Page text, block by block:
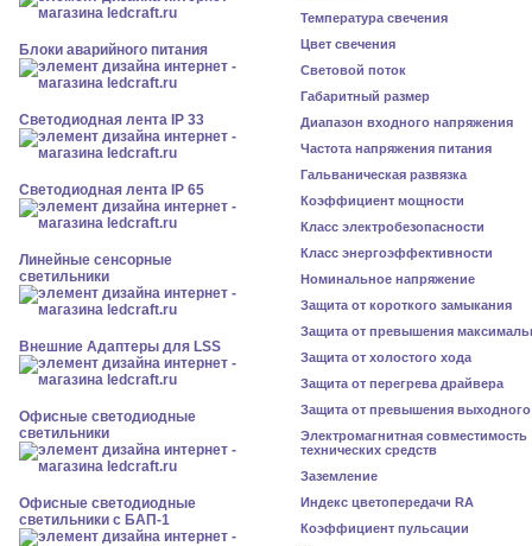
Блоки аварийного питания
Светодиодная лента IP 33
Светодиодная лента IP 65
Линейные сенсорные
светильники
Внешние Адаптеры для LSS
Офисные светодиодные
светильники
Офисные светодиодные
светильники с БАП-1
Температура свечения
Цвет свечения
Световой поток
Габаритный размер
Диапазон входного напряжения
Частота напряжения питания
Гальваническая развязка
Коэффициент мощности
Класс электробезопасности
Класс энергоэффективности
Номинальное напряжение
Защита от короткого замыкания
Защита от превышения
Защита от холостого хода
Защита от перегрева драйвера
Защита от превышения
Электромагнитная совместимость
технических средств
Заземление
Индекс цветопередачи RA
Коэффициент пульсации